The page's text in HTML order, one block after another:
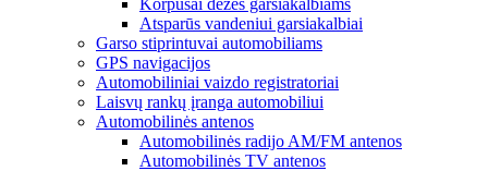
Korpusai dėžės garsiakalbiams
Atsparūs vandeniui garsiakalbiai
Garso stiprintuvai automobiliams
GPS navigacijos
Automobiliniai vaizdo registratoriai
Laisvų rankų įranga automobiliui
Automobilinės antenos
Automobilinės radijo AM/FM antenos
Automobilinės TV antenos